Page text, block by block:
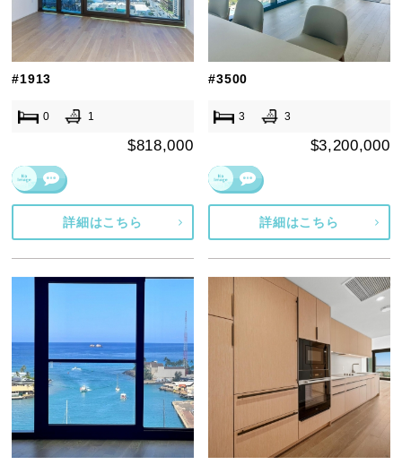
#1913
0 1
$818,000
詳細はこちら
#3500
3 3
$3,200,000
詳細はこちら